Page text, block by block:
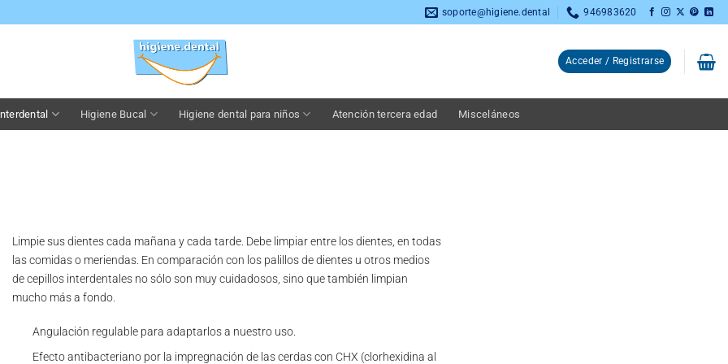
soporte@higiene.dental 946983620
Acceder / Registrarse
Higiene Bucal Higiene dental para niños Atención tercera edad Misceláneos
Limpie sus dientes cada mañana y cada tarde. Debe limpiar entre los dientes, en todas
las comidas o meriendas. En comparación con los palillos de dientes u otros medios
de cepillos interdentales no sólo son muy cuidadosos, sino que también limpian
mucho más a fondo.
Angulación regulable para adaptarlos a nuestro uso.
Efecto antibacteriano por la impregnación de las cerdas con CHX (clorhexidina al